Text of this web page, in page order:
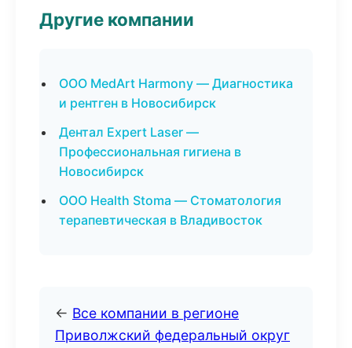
Другие компании
ООО MedArt Harmony — Диагностика
и рентген в Новосибирск
Дентал Expert Laser —
Профессиональная гигиена в
Новосибирск
ООО Health Stoma — Стоматология
терапевтическая в Владивосток
← Все компании в регионе
Приволжский федеральный округ